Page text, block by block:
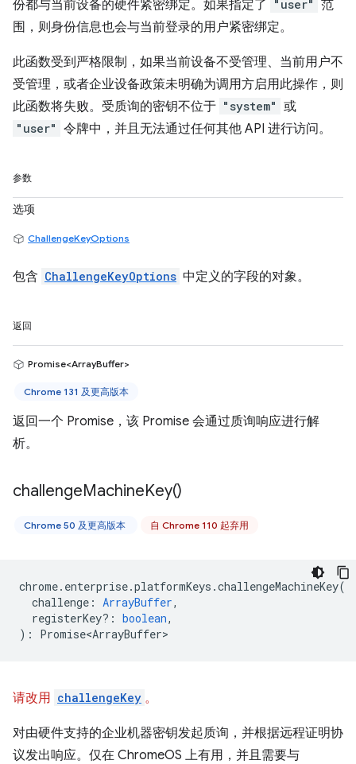
份都与当前设备的硬件紧密绑定。如果指定了 "user" 范
围，则身份信息也会与当前登录的用户紧密绑定。
此函数受到严格限制，如果当前设备不受管理、当前用户不
受管理，或者企业设备政策未明确为调用方启用此操作，则
此函数将失败。受质询的密钥不位于 "system" 或
"user" 令牌中，并且无法通过任何其他 API 进行访问。
参数
选项
ChallengeKeyOptions
包含 ChallengeKeyOptions 中定义的字段的对象。
返回
Promise<ArrayBuffer>
Chrome 131 及更高版本
返回一个 Promise，该 Promise 会通过质询响应进行解
析。
challengeMachineKey()
Chrome 50 及更高版本 自 Chrome 110 起弃用
chrome. enterprise.platformKeys .challengeMachineKey(
challenge : ArrayBuffer,
registerKey? : boolean,
) : Promise<ArrayBuffer>
请改用 challengeKey 。
对由硬件支持的企业机器密钥发起质询，并根据远程证明协
议发出响应。仅在 ChromeOS 上有用，并且需要与